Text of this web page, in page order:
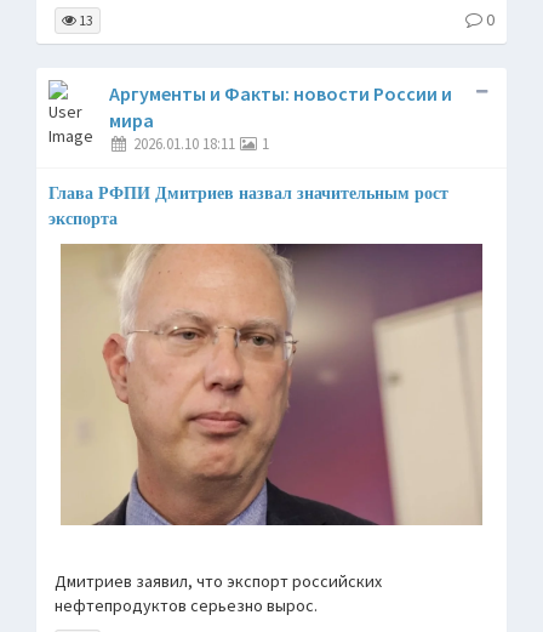
13 0
Аргументы и Факты: новости России и
мира
2026.01.10 18:11 1
Глава РФПИ Дмитриев назвал значительным рост
экспорта
Дмитриев заявил, что экспорт российских
нефтепродуктов серьезно вырос.